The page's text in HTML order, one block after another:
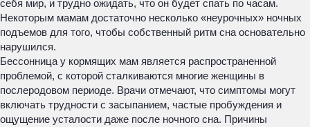
себя мир, и трудно ожидать, что он будет спать по часам.
Некоторым мамам достаточно несколько «неурочных» ночных
подъемов для того, чтобы собственный ритм сна основательно
нарушился.
Бессонница у кормящих мам является распространенной
проблемой, с которой сталкиваются многие женщины в
послеродовом периоде. Врачи отмечают, что симптомы могут
включать трудности с засыпанием, частые пробуждения и
ощущение усталости даже после ночного сна. Причины